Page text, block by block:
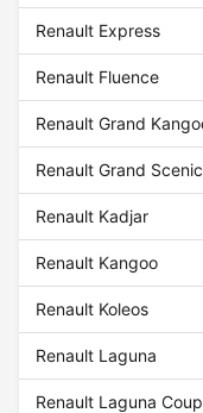
Renault Express
Renault Fluence
Renault Grand
Renault Grand Scenic
Renault Kadjar
Renault Kangoo
Renault Koleos
Renault Laguna
Renault Laguna